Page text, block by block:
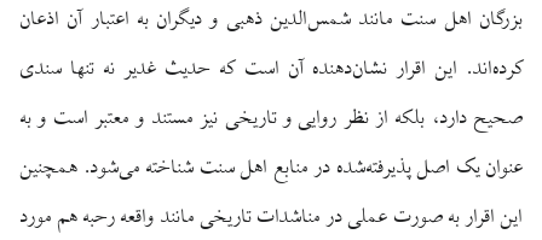
بزرگان اهل سنت مانند شمس‌الدین ذهبی و دیگران به اعتبار آن اذعان
کرده‌اند. این اقرار نشان‌دهنده آن است که حدیث غدیر نه تنها سندی
صحیح دارد، بلکه از نظر روایی و تاریخی نیز مستند و معتبر است و به
عنوان یک اصل پذیرفته‌شده در منابع اهل سنت شناخته می‌شود. همچنین
این اقرار به صورت عملی در مناشدات تاریخی مانند واقعه رحبه هم مورد